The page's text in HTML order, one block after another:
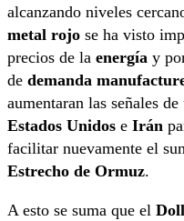
alcanzando niveles
metal rojo se ha visto
precios de la energía y
de demanda
aumentaran las señales
Estados Unidos e Irán
facilitar nuevamente el
Estrecho de Ormuz.
A esto se suma que el